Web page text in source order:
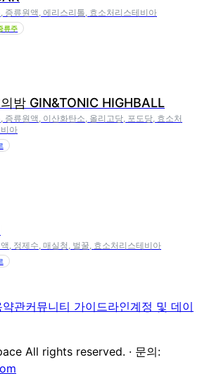
증류원액, 에리스리톨, 효소처리스테비아
류주
밤 GIN&TONIC HIGHBALL
증류원액, 이산화탄소, 올리고당, 포도당, 효소처
아
, 정제수, 매실청, 벌꿀, 효소처리스테비아
약관커뮤니티 가이드라인계정 및 데이
All rights reserved. · 문의: